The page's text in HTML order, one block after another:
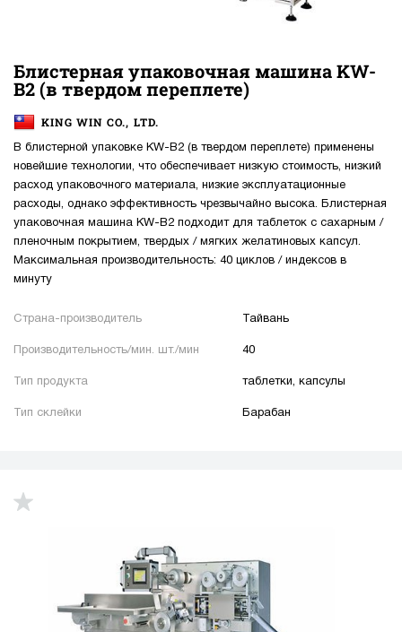
Блистерная упаковочная машина KW-
B2 (в твердом переплете)
KING WIN CO., LTD.
В блистерной упаковке KW-B2 (в твердом переплете) применены
новейшие технологии, что обеспечивает низкую стоимость, низкий
расход упаковочного материала, низкие эксплуатационные
расходы, однако эффективность чрезвычайно высока. Блистерная
упаковочная машина KW-B2 подходит для таблеток с сахарным /
пленочным покрытием, твердых / мягких желатиновых капсул.
Максимальная производительность: 40 циклов / индексов в
минуту
Страна-производитель Тайвань
Производительность/мин. шт./мин 40
Тип продукта таблетки, капсулы
Тип склейки Барабан